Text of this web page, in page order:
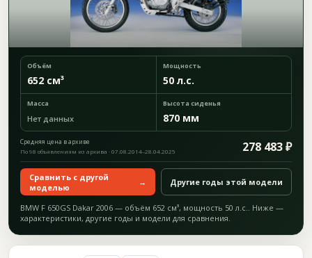
Объём
652 см³
Мощность
50 л.с.
Масса
Нет данных
Высота сиденья
870 мм
Средняя цена в архиве 278 483 ₽
По 98 объявлениям из архива · 07.08.2014–28.04.2025
Сравнить с другой
моделью
→ Другие годы этой модели
BMW F 650GS Dakar 2006 — объём 652 см³, мощность 50 л.с.. Ниже —
характеристики, другие годы и модели для сравнения.